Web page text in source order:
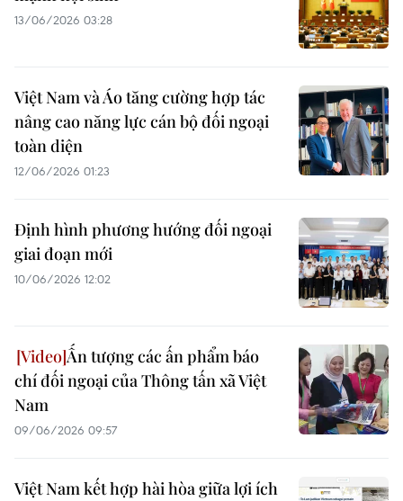
13/06/2026 03:28
Việt Nam và Áo tăng cường hợp tác
nâng cao năng lực cán bộ đối ngoại
toàn diện
12/06/2026 01:23
Định hình phương hướng đối ngoại
giai đoạn mới
10/06/2026 12:02
Ấn tượng các ấn phẩm báo
chí đối ngoại của Thông tấn xã Việt
Nam
09/06/2026 09:57
Việt Nam kết hợp hài hòa giữa lợi ích